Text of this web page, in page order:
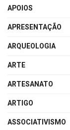
APOIOS
APRESENTAÇÃO
ARQUEOLOGIA
ARTE
ARTESANATO
ARTIGO
ASSOCIATIVISMO